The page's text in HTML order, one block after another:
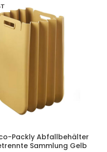
WEITERLESEN
Packly Abfallbehälter
Sammlung Gelb